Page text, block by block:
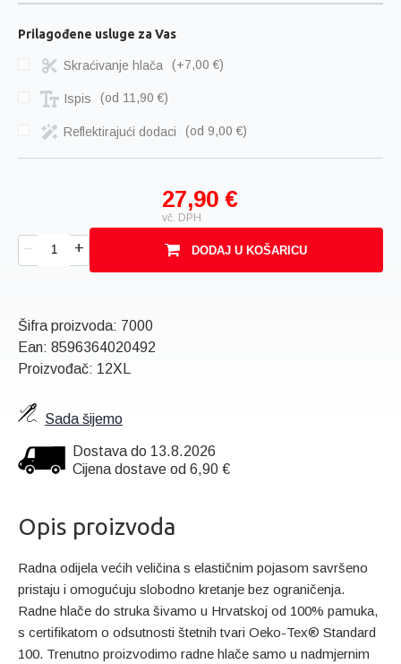
Prilagođene usluge za Vas
Skraćivanje hlača (+7,00 €)
Ispis (od 11,90 €)
Reflektirajući dodaci (od 9,00 €)
27,90 €
vč. DPH
– + DODAJ U KOŠARICU
Šifra proizvoda: 7000
Ean:8596364020492
Proizvođač: 12XL
Sada šijemo
Dostava do 13.8.2026
Cijena dostave od 6,90 €
Opis proizvoda
Radna odijela većih veličina s elastičnim pojasom savršeno
pristaju i omogućuju slobodno kretanje bez ograničenja.
Radne hlače do struka šivamo u Hrvatskoj od 100% pamuka,
s certifikatom o odsutnosti štetnih tvari Oeko-Tex® Standard
100. Trenutno proizvodimo radne hlače samo u nadmjernim